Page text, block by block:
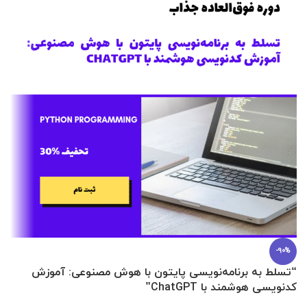
-90%
“تسلط به برنامه‌نویسی پایتون با هوش مصنوعی: آموزش
کدنویسی هوشمند با ChatGPT”